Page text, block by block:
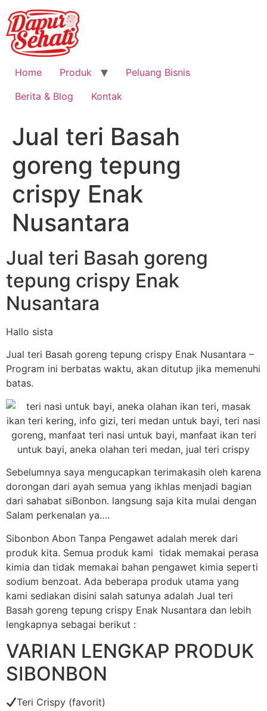
Home Produk
Peluang Bisnis
Berita & Blog
Kontak
Jual teri Basah
goreng tepung
crispy Enak
Nusantara
Jual teri Basah goreng
tepung crispy Enak
Nusantara
Hallo sista
Jual teri Basah goreng tepung crispy Enak Nusantara –
Program ini berbatas waktu, akan ditutup jika memenuhi
batas.
Sebelumnya saya mengucapkan terimakasih oleh karena
dorongan dari ayah semua yang ikhlas menjadi bagian
dari sahabat siBonbon. langsung saja kita mulai dengan
Salam perkenalan ya….
Sibonbon Abon Tanpa Pengawet adalah merek dari
produk kita. Semua produk kami tidak memakai perasa
kimia dan tidak memakai bahan pengawet kimia seperti
sodium benzoat. Ada beberapa produk utama yang
kami sediakan disini salah satunya adalah Jual teri
Basah goreng tepung crispy Enak Nusantara dan lebih
lengkapnya sebagai berikut :
VARIAN LENGKAP PRODUK
SIBONBON
Teri Crispy (favorit)